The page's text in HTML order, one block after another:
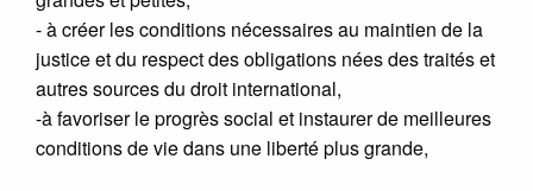
- à créer les conditions nécessaires au maintien de la
justice et du respect des obligations nées des traités et
autres sources du droit international,
-à favoriser le progrès social et instaurer de meilleures
conditions de vie dans une liberté plus grande,